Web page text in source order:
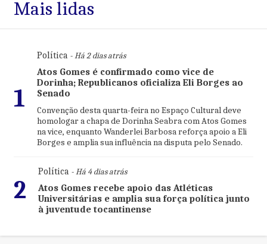
Mais lidas
1
Política- Há 2 dias atrás
Atos Gomes é confirmado como vice de
Dorinha; Republicanos oficializa Eli Borges ao
Senado
Convenção desta quarta-feira no Espaço Cultural deve
homologar a chapa de Dorinha Seabra com Atos Gomes
na vice, enquanto Wanderlei Barbosa reforça apoio a Eli
Borges e amplia sua influência na disputa pelo Senado.
2
Política- Há 4 dias atrás
Atos Gomes recebe apoio das Atléticas
Universitárias e amplia sua força política junto
à juventude tocantinense